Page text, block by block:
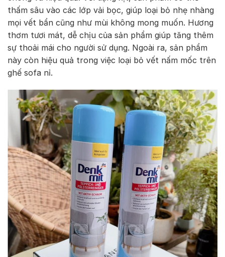
thấm sâu vào các lớp vải bọc, giúp loại bỏ nhẹ nhàng
mọi vết bẩn cũng như mùi không mong muốn. Hương
thơm tươi mát, dễ chịu của sản phẩm giúp tăng thêm
sự thoải mái cho người sử dụng. Ngoài ra, sản phẩm
này còn hiệu quả trong việc loại bỏ vết nấm mốc trên
ghế sofa nỉ.